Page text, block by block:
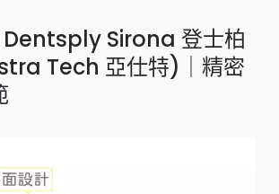
Sirona 登士柏
Tech 亞仕特)｜精密